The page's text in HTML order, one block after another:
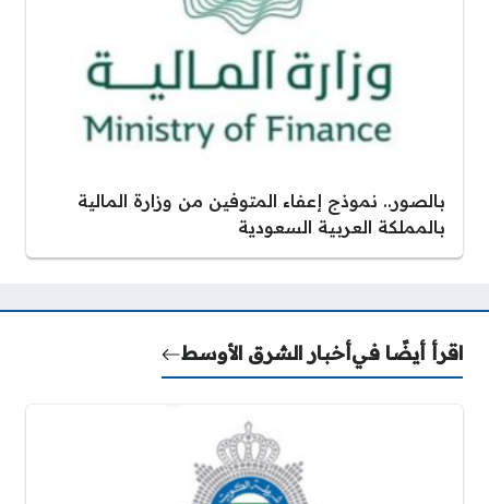
بالصور.. نموذج إعفاء المتوفين من وزارة المالية
بالمملكة العربية السعودية
اقرأ أيضًا فيأخبار الشرق الأوسط